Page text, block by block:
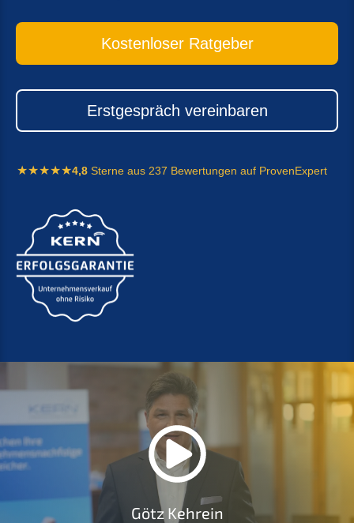
Kostenloser Ratgeber
Erstgespräch vereinbaren
4,8 Sterne aus 237 Bewertungen auf ProvenExpert
Götz Kehrein